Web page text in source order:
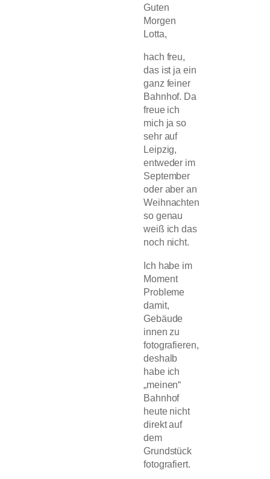
Guten
Morgen
Lotta,
hach freu,
das ist ja ein
ganz feiner
Bahnhof. Da
freue ich
mich ja so
sehr auf
Leipzig,
entweder im
September
oder aber an
Weihnachten
so genau
weiß ich das
noch nicht.
Ich habe im
Moment
Probleme
damit,
Gebäude
innen zu
fotografieren,
deshalb
habe ich
„meinen“
Bahnhof
heute nicht
direkt auf
dem
Grundstück
fotografiert.